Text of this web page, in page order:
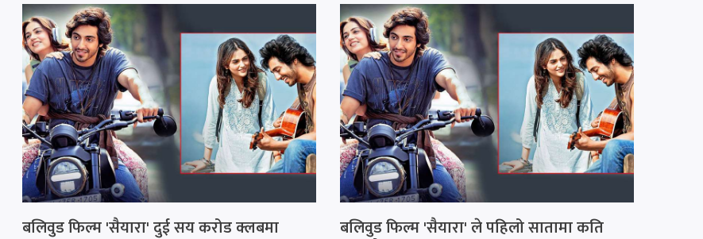
बलिवुड फिल्म 'सैयारा' दुई सय करोड क्लबमा बलिवुड फिल्म 'सैयारा' ले पहिलो सातामा कति